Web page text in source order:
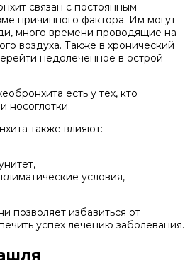
связан с постоянным
причинного фактора. Им могут
много времени проводящие на
воздуха. Также в хронический
недолеченное в острой
есть у тех, кто
носоглотки.
также влияют:
условия,
позволяет избавиться от
успех лечению заболевания.